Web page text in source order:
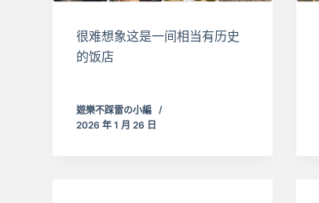
很难想象这是一间相当有历史
的饭店
遊樂不踩雷の小編
2026 年 1 月 26 日